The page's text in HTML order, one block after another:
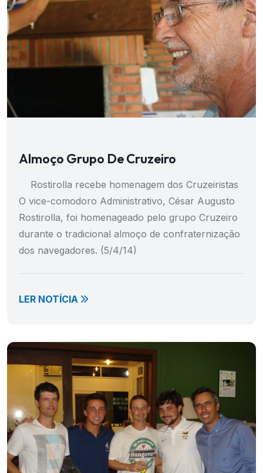
Almoço Grupo De Cruzeiro
Rostirolla recebe homenagem dos Cruzeiristas
O vice-comodoro Administrativo, César Augusto
Rostirolla, foi homenageado pelo grupo Cruzeiro
durante o tradicional almoço de confraternização
dos navegadores. (5/4/14)
LER NOTÍCIA